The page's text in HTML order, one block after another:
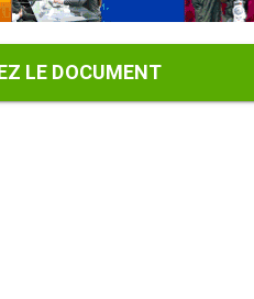
LE DOCUMENT